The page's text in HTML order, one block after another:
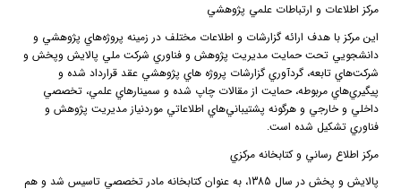
مركز اطلاعات و ارتباطات علمي پژوهشي
اين مركز با هدف ارائه گزارشات و اطلاعات مختلف در زمينه پروژه‌هاي پژوهشي و
دانشجويي تحت حمايت مديريت پژوهش و فناوري شركت ملي پالايش وپخش و
شركت‌هاي تابعه، گردآوري گزارشات پروژه هاي پژوهشي عقد قرارداد شده و
پيگيري‌هاي مربوطه، حمايت از مقالات چاپ شده و سمينارهاي علمي، تخصصي
داخلي و خارجي و هرگونه پشتيباني‌هاي اطلاعاتي موردنياز مديريت پژوهش و
فناوري تشكيل شده است.
مركز اطلاع رساني و كتابخانه مركزي
پالايش و پخش در سال 1385، به عنوان كتابخانه مادر تخصصي تاسيس شد و هم